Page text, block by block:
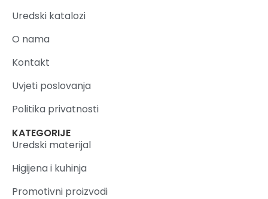
Uredski katalozi
O nama
Kontakt
Uvjeti poslovanja
Politika privatnosti
KATEGORIJE
Uredski materijal
Higijena i kuhinja
Promotivni proizvodi